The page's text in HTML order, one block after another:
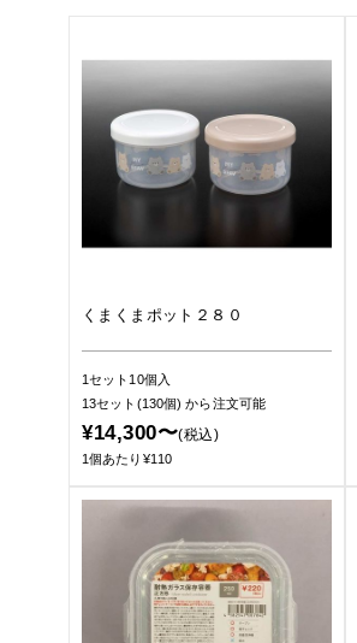
くまくまポット２８０
1セット10個入
13セット(130個)から注文可能
¥14,300〜(税込)
1個あたり¥110